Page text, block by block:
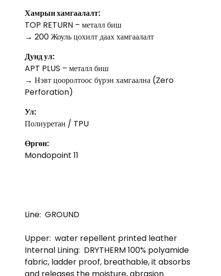
Хамрын хамгаалалт:
TOP RETURN – металл биш
→ 200 Жоуль цохилт даах хамгаалалт
Дунд ул:
APT PLUS – металл биш
→ Нэвт цооролтоос бүрэн хамгаална (Zero
Perforation)
Ул:
Полиуретан / TPU
Өргөн:
Mondopoint 11
Line: GROUND
Upper: water repellent printed leather
Internal Lining: DRYTHERM 100% polyamide
fabric, ladder proof, breathable, it absorbs